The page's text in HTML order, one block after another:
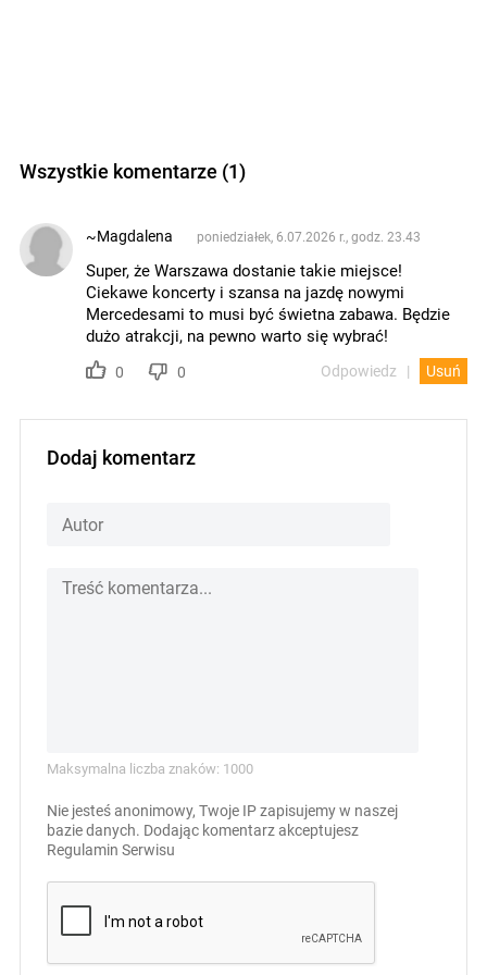
Wszystkie komentarze (1)
~Magdalena poniedziałek, 6.07.2026 r., godz. 23.43
Super, że Warszawa dostanie takie miejsce!
Ciekawe koncerty i szansa na jazdę nowymi
Mercedesami to musi być świetna zabawa. Będzie
dużo atrakcji, na pewno warto się wybrać!
0 0 Odpowiedz Usuń
Dodaj komentarz
Maksymalna liczba znaków: 1000
Nie jesteś anonimowy, Twoje IP zapisujemy w naszej
bazie danych. Dodając komentarz akceptujesz
Regulamin Serwisu